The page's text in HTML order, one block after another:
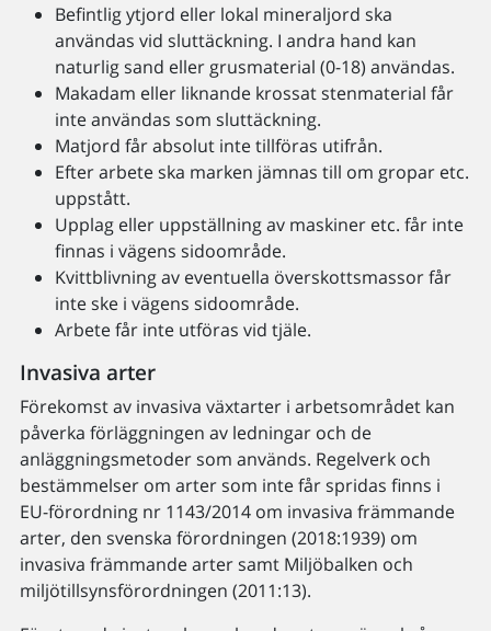
Befintlig ytjord eller lokal mineraljord ska
användas vid sluttäckning. I andra hand kan
naturlig sand eller grusmaterial (0-18) användas.
Makadam eller liknande krossat stenmaterial får
inte användas som sluttäckning.
Matjord får absolut inte tillföras utifrån.
Efter arbete ska marken jämnas till om gropar etc.
uppstått.
Upplag eller uppställning av maskiner etc. får inte
finnas i vägens sidoområde.
Kvittblivning av eventuella överskottsmassor får
inte ske i vägens sidoområde.
Arbete får inte utföras vid tjäle.
Invasiva arter
Förekomst av invasiva växtarter i arbetsområdet kan
påverka förläggningen av ledningar och de
anläggningsmetoder som används. Regelverk och
bestämmelser om arter som inte får spridas finns i
EU-förordning nr 1143/2014 om invasiva främmande
arter, den svenska förordningen (2018:1939) om
invasiva främmande arter samt Miljöbalken och
miljötillsynsförordningen (2011:13).